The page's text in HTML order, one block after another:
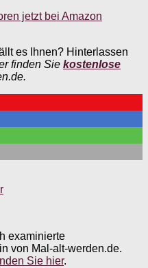
jetzt bei Amazon
es Ihnen? Hinterlassen
finden Sie kostenlose
examinierte
von Mal-alt-werden.de.
Sie hier.